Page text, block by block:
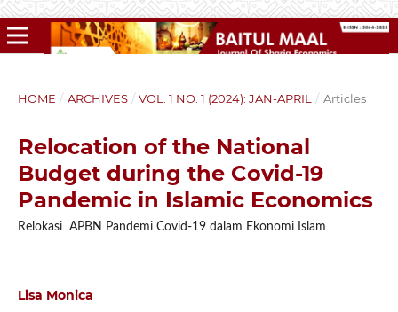
HOME / ARCHIVES / VOL. 1 NO. 1 (2024): JAN-APRIL / Articles
Relocation of the National
Budget during the Covid-19
Pandemic in Islamic Economics
Relokasi APBN Pandemi Covid-19 dalam Ekonomi Islam
Lisa Monica